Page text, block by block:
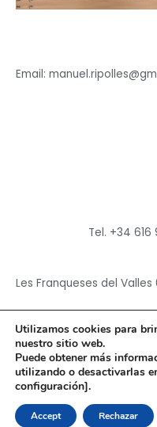
Email:
Tel. +34 616
Les Franqueses del
Copyright ©
Powered
Utilizamos cookies para
nuestro sitio web.
Puede obtener más
utilizando o desactivarlas
configuración].
Accept Rechazar